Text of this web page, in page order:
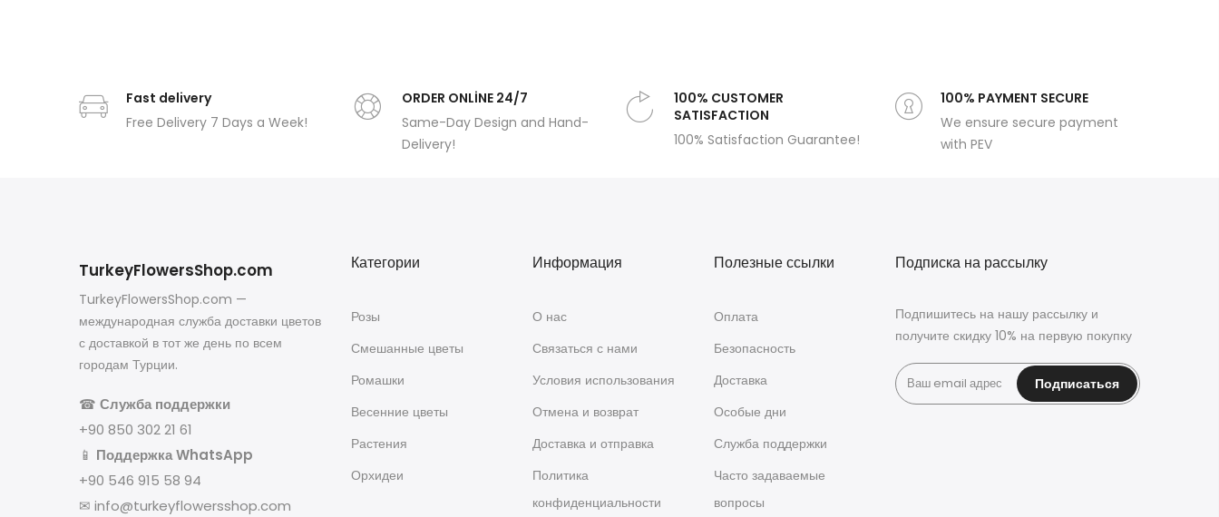
Fast delivery
Free Delivery 7 Days a Week!
ORDER ONLİNE 24/7
Same-Day Design and Hand-
Delivery!
100% CUSTOMER
SATISFACTION
100% Satisfaction Guarantee!
100% PAYMENT SECURE
We ensure secure payment
with PEV
TurkeyFlowersShop.com
TurkeyFlowersShop.com —
международная служба доставки цветов
с доставкой в тот же день по всем
городам Турции.
☎ Служба поддержки
+90 850 302 21 61
📱 Поддержка WhatsApp
+90 546 915 58 94
✉ info@turkeyflowersshop.com
Категории
Розы
Смешанные цветы
Ромашки
Весенние цветы
Растения
Орхидеи
Информация
О нас
Связаться с нами
Условия использования
Отмена и возврат
Доставка и отправка
Политика
конфиденциальности
Полезные ссылки
Оплата
Безопасность
Доставка
Особые дни
Служба поддержки
Часто задаваемые
вопросы
Подписка на рассылку
Подпишитесь на нашу рассылку и
получите скидку 10% на первую покупку
Подписаться